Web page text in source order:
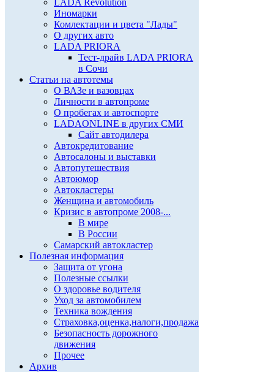
LADA Revolution
Иномарки
Комлектации и цвета "Лады"
О других авто
LADA PRIORA
Тест-драйв LADA PRIORA
в Сочи
Статьи на автотемы
О ВАЗе и вазовцах
Личности в автопроме
О пробегах и автоспорте
LADAONLINE в других СМИ
Сайт автодилера
Автокредитование
Автосалоны и выставки
Автопутешествия
Автоюмор
Автокластеры
Женщина и автомобиль
Кризис в автопроме 2008-...
В мире
В России
Самарский автокластер
Полезная информация
Защита от угона
Полезные ссылки
О здоровье водителя
Уход за автомобилем
Техника вождения
Страховка,оценка,налоги,продажа
Безопасность дорожного
движения
Прочее
Архив